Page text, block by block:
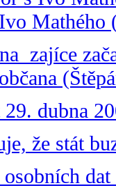
Mathého
zajíce
29. dubna
že stát